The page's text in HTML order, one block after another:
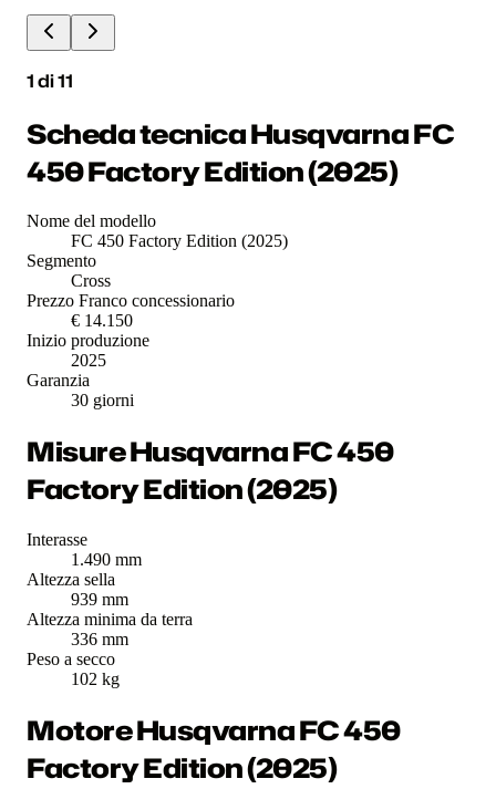
1di11
Scheda tecnica Husqvarna FC
450 Factory Edition (2025)
Nome del modello
FC 450 Factory Edition (2025)
Segmento
Cross
Prezzo Franco concessionario
€ 14.150
Inizio produzione
2025
Garanzia
30 giorni
Misure Husqvarna FC 450
Factory Edition (2025)
Interasse
1.490 mm
Altezza sella
939 mm
Altezza minima da terra
336 mm
Peso a secco
102 kg
Motore Husqvarna FC 450
Factory Edition (2025)